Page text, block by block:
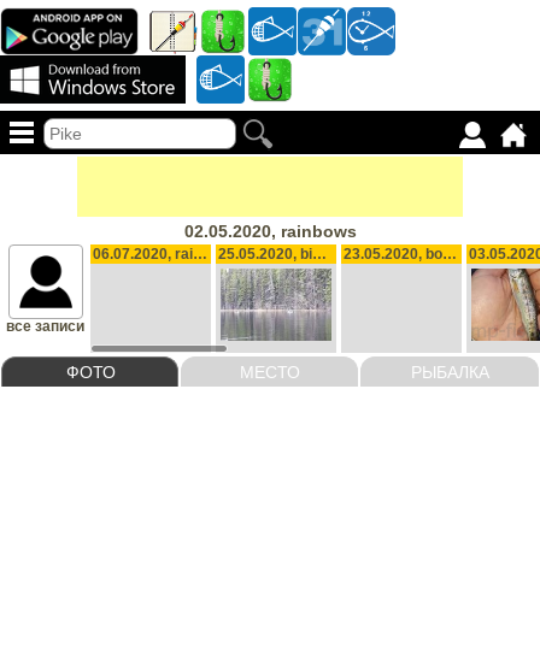
02.05.2020, rainbows
ФОТО МЕСТО РЫБАЛКА
все записи
06.07.2020, rainbow, 1 lb 25.05.2020, biw, 3 lb 23.05.2020, bow or brook